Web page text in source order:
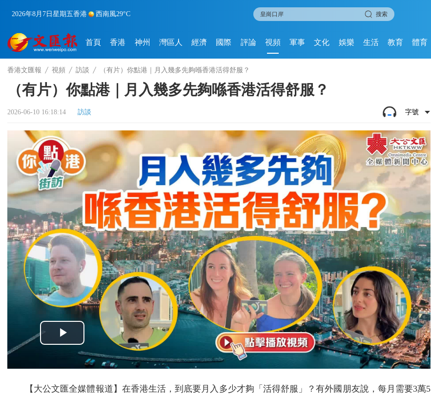
2026年8月7日 星期五香港 西南風29°C 搜索
首頁 香港 神州 灣區人 經濟 國際 評論 視頻 軍事 文化 娛樂 生活 教育 體育
香港文匯報 視頻 訪談 （有片）你點港｜月入幾多先夠喺香港活得舒服？
（有片）你點港｜月入幾多先夠喺香港活得舒服？
2026-06-10 16:18:14 訪談 字號
【大公文匯全媒體報道】在香港生活，到底要月入多少才夠「活得舒服」？有外國朋友說，每月需要3萬5